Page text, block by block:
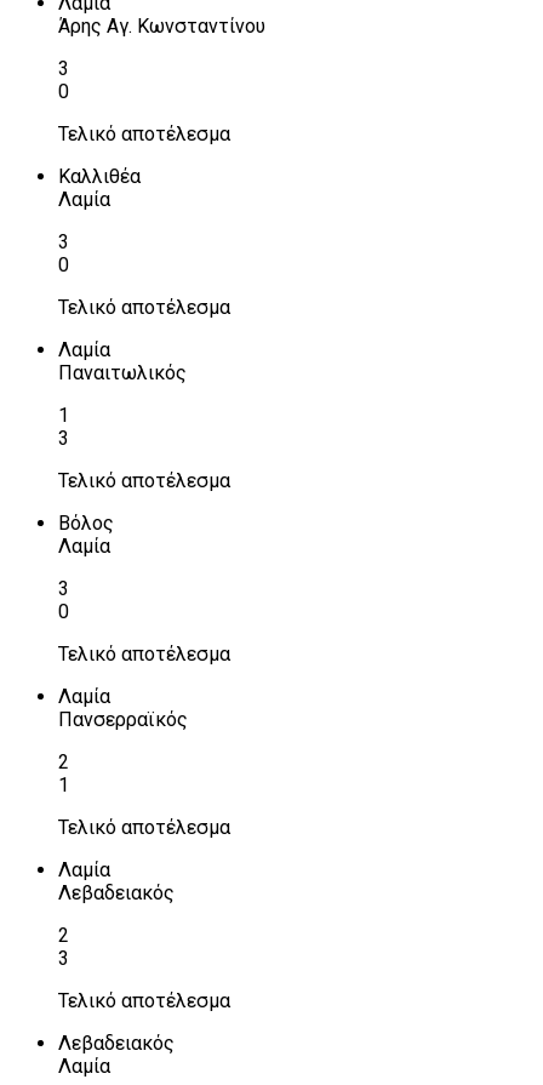
Άρης Αγ. Κωνσταντίνου
3
0
Τελικό αποτέλεσμα
Καλλιθέα
Λαμία
3
0
Τελικό αποτέλεσμα
Λαμία
Παναιτωλικός
1
3
Τελικό αποτέλεσμα
Βόλος
Λαμία
3
0
Τελικό αποτέλεσμα
Λαμία
Πανσερραϊκός
2
1
Τελικό αποτέλεσμα
Λαμία
Λεβαδειακός
2
3
Τελικό αποτέλεσμα
Λεβαδειακός
Λαμία